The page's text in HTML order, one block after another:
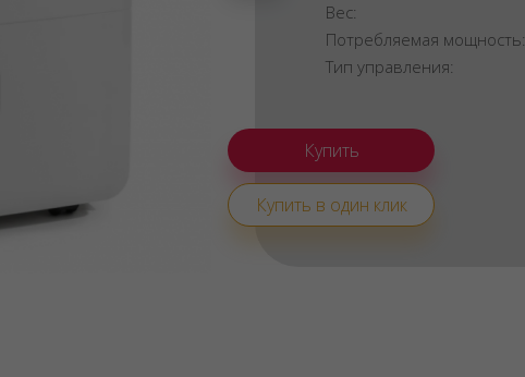
Вес:
Потребляемая мощность:
Тип управления:
Купить в один клик